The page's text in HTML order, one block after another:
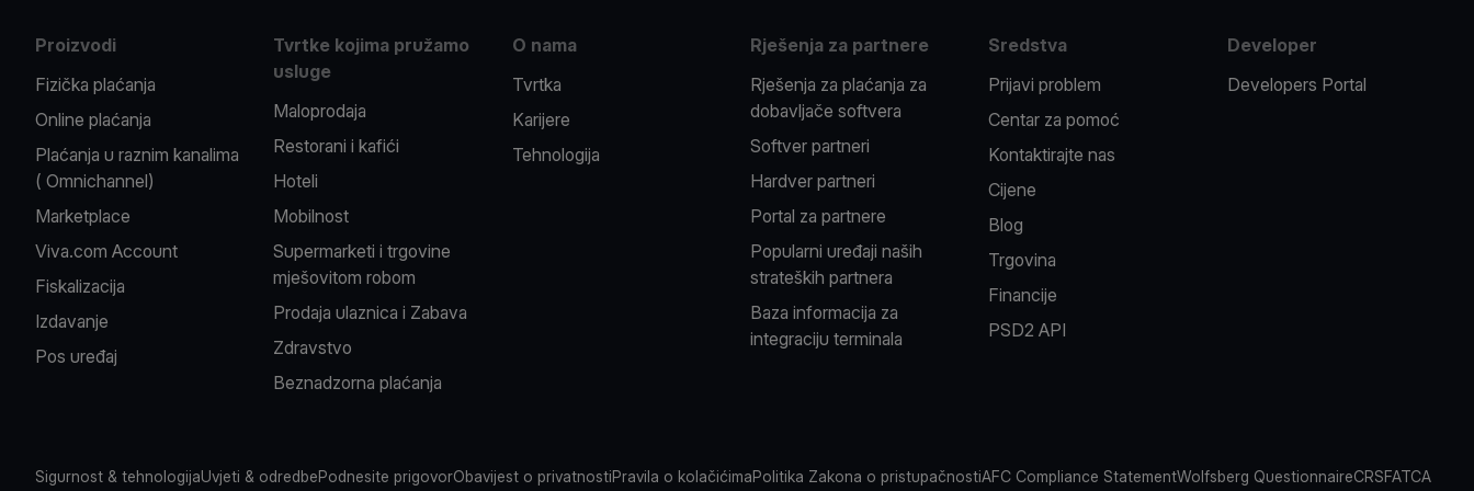
Proizvodi
Fizička plaćanja
Online plaćanja
Plaćanja u raznim kanalima
( Omnichannel)
Marketplace
Viva.com Account
Fiskalizacija
Izdavanje
Pos uređaj
Tvrtke kojima pružamo
usluge
Maloprodaja
Restorani i kafići
Hoteli
Mobilnost
Supermarketi i trgovine
mješovitom robom
Prodaja ulaznica i Zabava
Zdravstvo
Beznadzorna plaćanja
O nama
Tvrtka
Karijere
Tehnologija
Rješenja za partnere
Rješenja za plaćanja za
dobavljače softvera
Softver partneri
Hardver partneri
Portal za partnere
Popularni uređaji naših
strateških partnera
Baza informacija za
integraciju terminala
Sredstva
Prijavi problem
Centar za pomoć
Kontaktirajte nas
Cijene
Blog
Trgovina
Financije
PSD2 API
Developer
Developers Portal
Sigurnost & tehnologijaUvjeti & odredbePodnesite prigovorObavijest o privatnostiPravila o kolačićimaPolitika Zakona o pristupačnostiAFC Compliance StatementWolfsberg QuestionnaireCRSFATCA